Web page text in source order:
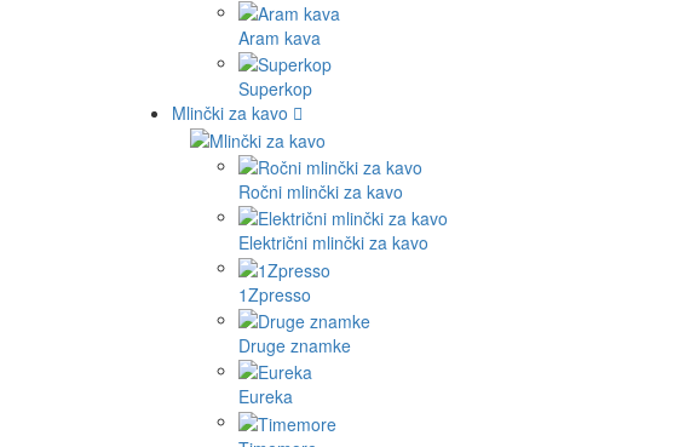
Aram kava
Superkop
Mlinčki za kavo
Ročni mlinčki za kavo
Električni mlinčki za kavo
1Zpresso
Druge znamke
Eureka